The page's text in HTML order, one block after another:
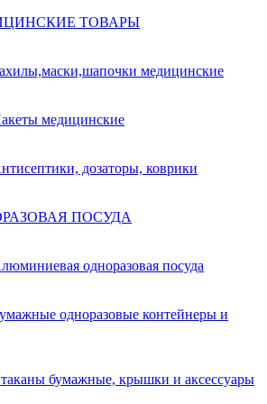
ТОВАРЫ
медицинские
медицинские
дозаторы, коврики
ПОСУДА
одноразовая посуда
одноразовые контейнеры и
бумажные, крышки и аксессуары